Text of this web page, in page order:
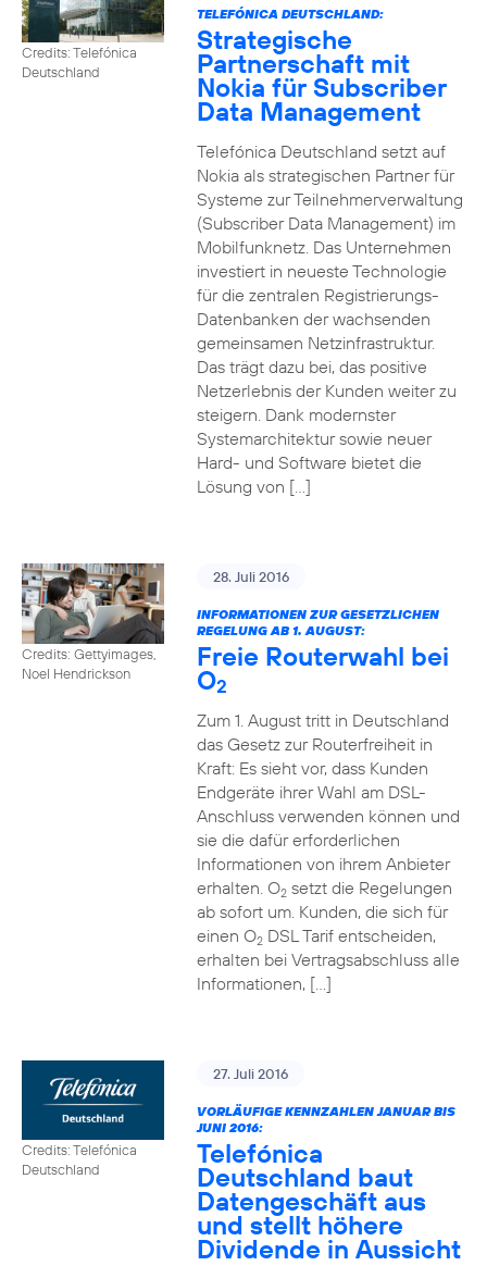
Credits: Telefónica
Deutschland
TELEFÓNICA DEUTSCHLAND:
Strategische
Partnerschaft mit
Nokia für Subscriber
Data Management
Telefónica Deutschland setzt auf
Nokia als strategischen Partner für
Systeme zur Teilnehmerverwaltung
(Subscriber Data Management) im
Mobilfunknetz. Das Unternehmen
investiert in neueste Technologie
für die zentralen Registrierungs-
Datenbanken der wachsenden
gemeinsamen Netzinfrastruktur.
Das trägt dazu bei, das positive
Netzerlebnis der Kunden weiter zu
steigern. Dank modernster
Systemarchitektur sowie neuer
Hard- und Software bietet die
Lösung von […]
Credits: Gettyimages,
Noel Hendrickson
28. Juli 2016
INFORMATIONEN ZUR GESETZLICHEN
REGELUNG AB 1. AUGUST:
Freie Routerwahl bei
O2
Zum 1. August tritt in Deutschland
das Gesetz zur Routerfreiheit in
Kraft: Es sieht vor, dass Kunden
Endgeräte ihrer Wahl am DSL-
Anschluss verwenden können und
sie die dafür erforderlichen
Informationen von ihrem Anbieter
erhalten. O2setzt die Regelungen
ab sofort um. Kunden, die sich für
einen O2DSL Tarif entscheiden,
erhalten bei Vertragsabschluss alle
Informationen, […]
Credits: Telefónica
Deutschland
27. Juli 2016
VORLÄUFIGE KENNZAHLEN JANUAR BIS
JUNI 2016:
Telefónica
Deutschland baut
Datengeschäft aus
und stellt höhere
Dividende in Aussicht